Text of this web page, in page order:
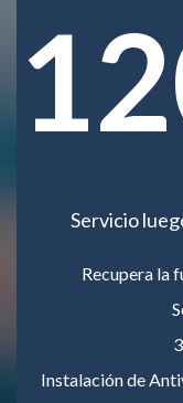
Servicio
Recupera la
Instalación de